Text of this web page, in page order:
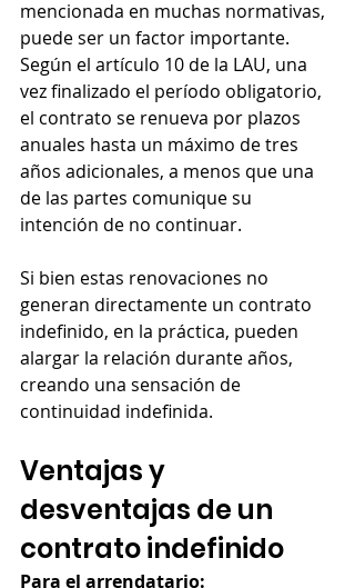
mencionada en muchas normativas,
puede ser un factor importante.
Según el artículo 10 de la LAU, una
vez finalizado el período obligatorio,
el contrato se renueva por plazos
anuales hasta un máximo de tres
años adicionales, a menos que una
de las partes comunique su
intención de no continuar.
Si bien estas renovaciones no
generan directamente un contrato
indefinido, en la práctica, pueden
alargar la relación durante años,
creando una sensación de
continuidad indefinida.
Ventajas y
desventajas de un
contrato indefinido
Para el arrendatario: